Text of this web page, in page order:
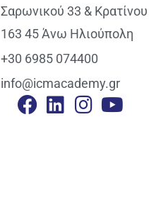
Σαρωνικού 33 & Κρατίνου
163 45 Άνω Ηλιούπολη
+30 6985 074400
info@icmacademy.gr